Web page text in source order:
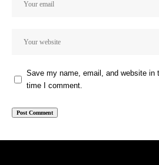
Save my name, email, and website in
time I comment.